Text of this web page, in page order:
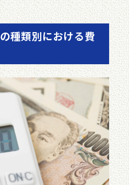
種類別における費